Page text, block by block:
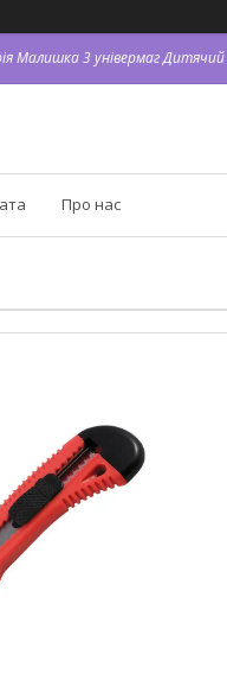
Малишка 3 універмаг
Про нас